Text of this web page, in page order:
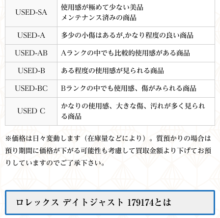
USED-SA
使用感が極めて少ない美品
メンテナンス済みの商品
USED-A 多少の小傷はあるが,かなり程度の良い商品
USED-AB Aランクの中でも比較的使用感がある商品
USED-B ある程度の使用感が見られる商品
USED-BC Bランクの中でも使用感、傷がみられる商品
USED C
かなりの使用感、大きな傷、汚れが多く見られ
る商品
※価格は日々変動します（在庫量などにより）。質預かりの場合は
預り期間に価格が下がる可能性も考慮して買取金額より下げてお預
りしていますのでご了承下さい。
ロレックス デイトジャスト 179174とは